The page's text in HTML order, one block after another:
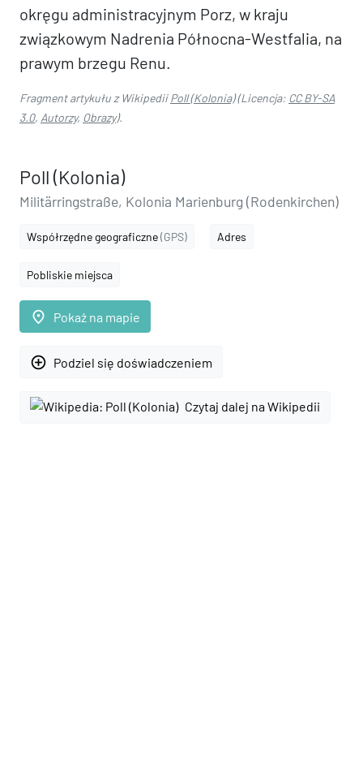
okręgu administracyjnym Porz, w kraju
związkowym Nadrenia Północna-Westfalia, na
prawym brzegu Renu.
Fragment artykułu z WikipediiPoll (Kolonia)(Licencja: CC BY-SA
3.0, Autorzy, Obrazy).
Poll (Kolonia)
Militärringstraße, Kolonia Marienburg (Rodenkirchen)
Współrzędne geograficzne(GPS) Adres
Pobliskie miejsca
place Pokaż na mapie
add_circle_outline Podziel się doświadczeniem
Czytaj dalej na Wikipedii